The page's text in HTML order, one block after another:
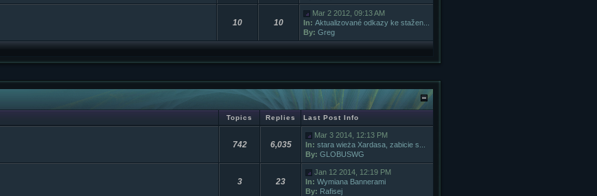
10 10
Mar 2 2012, 09:13 AM
In: Aktualizované odkazy ke stažen...
By: Greg
Topics Replies Last Post Info
742 6,035
Mar 3 2014, 12:13 PM
In: stara wieża Xardasa, zabicie s...
By: GLOBUSWG
3 23
Jan 12 2014, 12:19 PM
In: Wymiana Bannerami
By: Rafisej